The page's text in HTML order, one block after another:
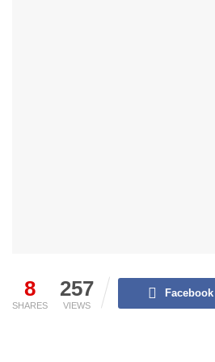
8
SHARES
257
VIEWS
Facebook